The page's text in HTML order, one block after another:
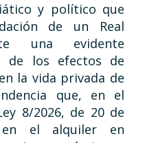
y político que
de un Real
una evidente
de los efectos de
la vida privada de
que, en el
8/2026, de 20 de
en el alquiler en